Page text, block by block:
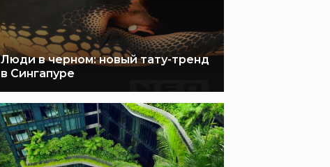
Люди в черном: новый тату-тренд
в Сингапуре